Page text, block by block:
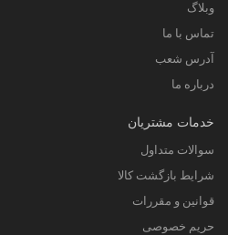
وبلاگ
تماس با ما
آدرس شعب
درباره ما
خدمات مشتریان
سوالات متداول
شرایط بازگشت کالا
قوانین و مقررات
حریم خصوصی